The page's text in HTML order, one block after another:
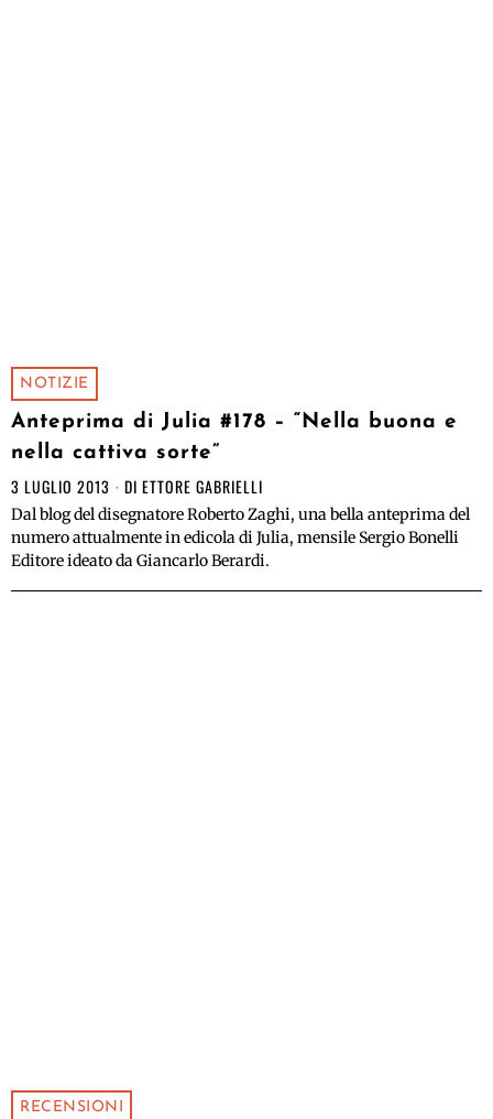
NOTIZIE
Anteprima di Julia #178 – “Nella buona e
nella cattiva sorte”
3 LUGLIO 2013 DI ETTORE GABRIELLI
Dal blog del disegnatore Roberto Zaghi, una bella anteprima del
numero attualmente in edicola di Julia, mensile Sergio Bonelli
Editore ideato da Giancarlo Berardi.
RECENSIONI